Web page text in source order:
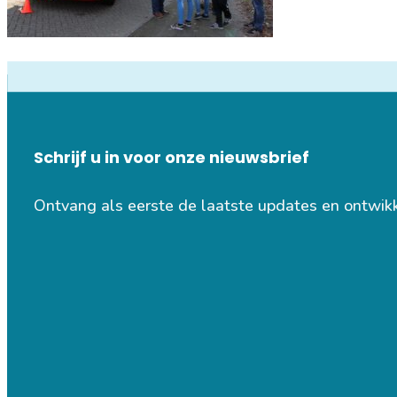
Schrijf u in voor onze nieuwsbrief
Ontvang als eerste de laatste updates en